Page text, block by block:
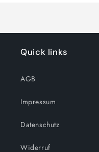
Quick links
AGB
Impressum
Datenschutz
Widerruf